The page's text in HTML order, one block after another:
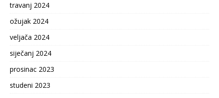
travanj 2024
ožujak 2024
veljača 2024
siječanj 2024
prosinac 2023
studeni 2023